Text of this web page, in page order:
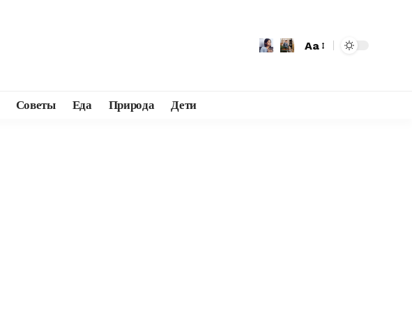
Aa
Советы Еда Природа Дети